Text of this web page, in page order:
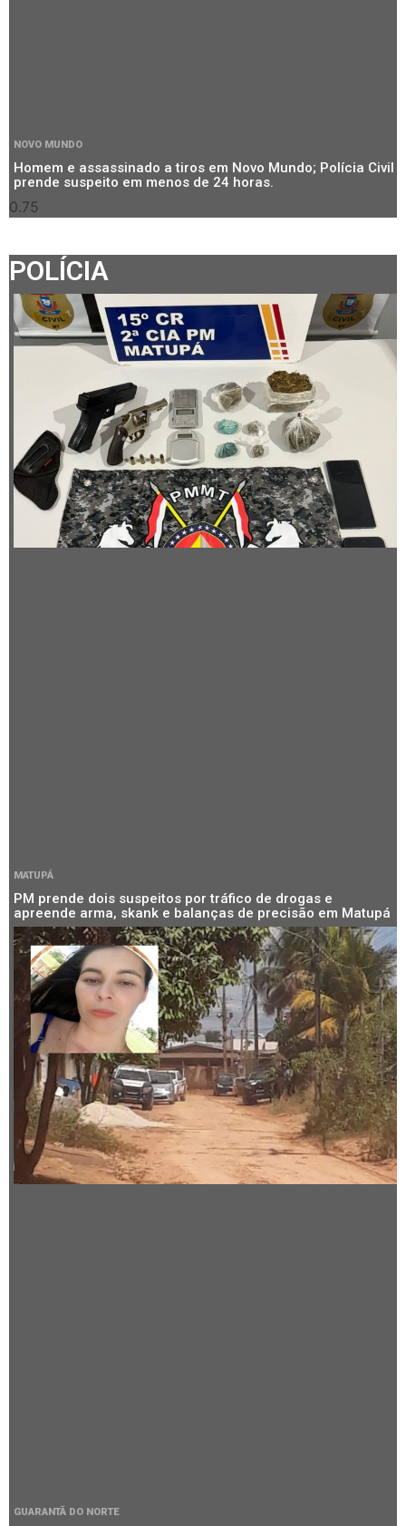
NOVO MUNDO
Homem e assassinado a tiros em Novo Mundo; Polícia Civil
prende suspeito em menos de 24 horas.
POLÍCIA
MATUPÁ
PM prende dois suspeitos por tráfico de drogas e
apreende arma, skank e balanças de precisão em Matupá
GUARANTÃ DO NORTE